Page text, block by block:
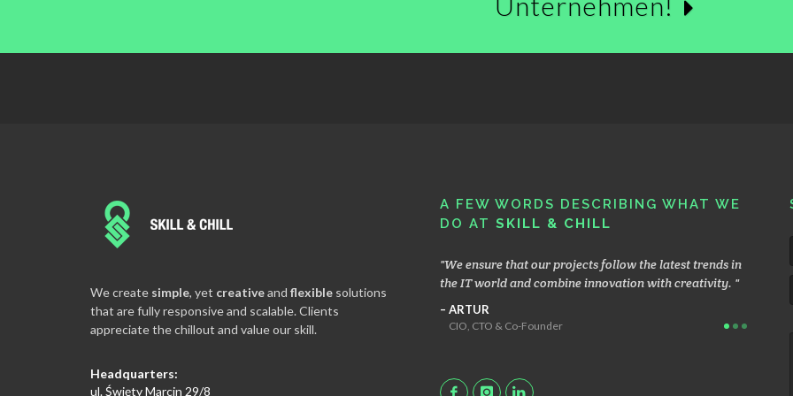
We create simple, yet creativeand flexible solutions
that are fully responsive and scalable. Clients
appreciate the chillout and value our skill.
Headquarters:
ul. Święty Marcin 29/8
A FEW WORDS DESCRIBING WHAT WE
DO AT SKILL & CHILL
brings us great joy and fulfillment.
ŁUKASZ
We ensure that our projects follow the latest trends in
the IT world and combine innovation with creativity.
ARTUR
CIO, CTO & Co-Founder
We
based
highly
Head